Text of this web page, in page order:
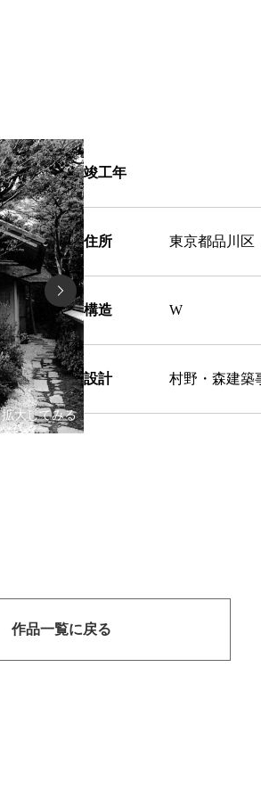
拡大してみる
竣工年
住所 東京都品川区
構造 W
設計 村野・森建築
作品一覧に戻る